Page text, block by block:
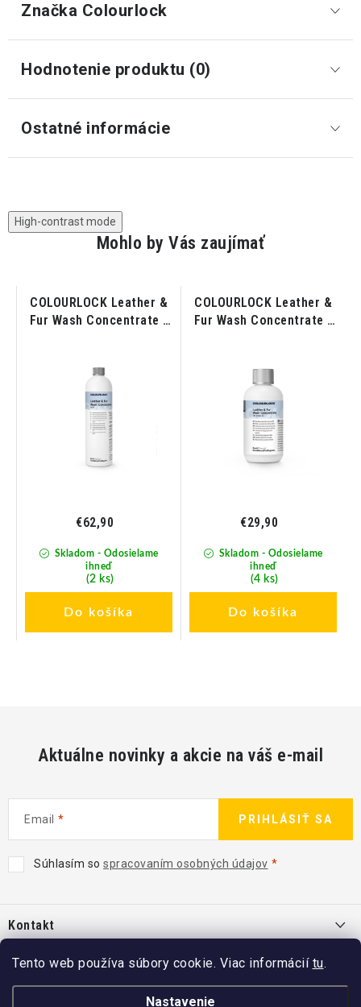
Tento web používa súbory cookie. Viac informácií tu.
Nastavenie
Značka Colourlock
Hodnotenie produktu (0)
Ostatné informácie
High-contrast mode
Mohlo by Vás zaujímať
COLOURLOCK Leather &
Fur Wash Concentrate -
Skladom - Odosielame
ihneď
(2 ks)
€62,90
Do košíka
COLOURLOCK Leather &
Fur Wash Concentrate -
Skladom - Odosielame
ihneď
(4 ks)
€29,90
Do košíka
Aktuálne novinky a akcie na váš e-mail
Email
Súhlasím so spracovaním osobných údajov
PRIHLÁSIŤ SA
pKontakt
info @ kcshop.sk
+421 918 725 111
Kategórie